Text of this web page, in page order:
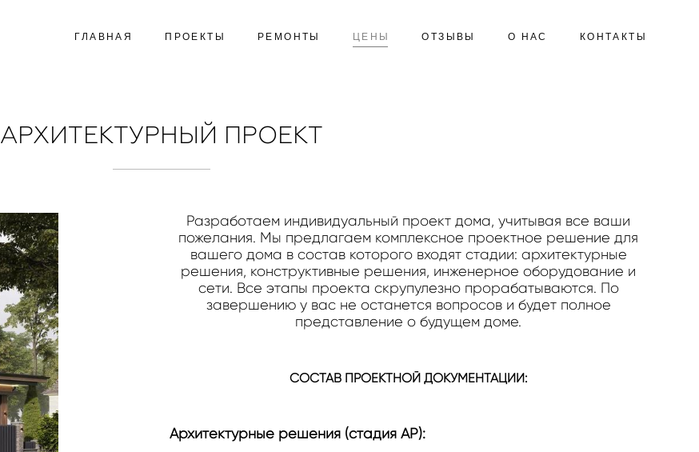
ГЛАВНАЯ ПРОЕКТЫ РЕМОНТЫ ЦЕНЫ ОТЗЫВЫ О НАС КОНТАКТЫ
АРХИТЕКТУРНЫЙ ПРОЕКТ
Разработаем индивидуальный проект дома, учитывая все ваши
пожелания. Мы предлагаем комплексное проектное решение для
вашего дома в состав которого входят стадии: архитектурные
решения, конструктивные решения, инженерное оборудование и
сети. Все этапы проекта скрупулезно прорабатываются. По
завершению у вас не останется вопросов и будет полное
представление о будущем доме.
СОСТАВ ПРОЕКТНОЙ ДОКУМЕНТАЦИИ:
Архитектурные решения (стадия АР):